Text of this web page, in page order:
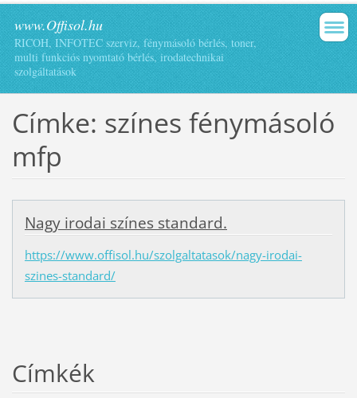
www.Offisol.hu
RICOH, INFOTEC szerviz, fénymásoló bérlés, toner,
multi funkciós nyomtató bérlés, irodatechnikai
szolgáltatások
Címke: színes fénymásoló
mfp
Nagy irodai színes standard.
https://www.offisol.hu/szolgaltatasok/nagy-irodai-
szines-standard/
Címkék